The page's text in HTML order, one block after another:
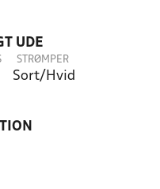
UDE
STRØMPER
Sort/Hvid